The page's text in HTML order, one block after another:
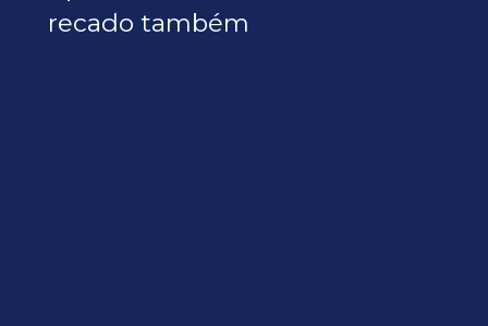
recado também